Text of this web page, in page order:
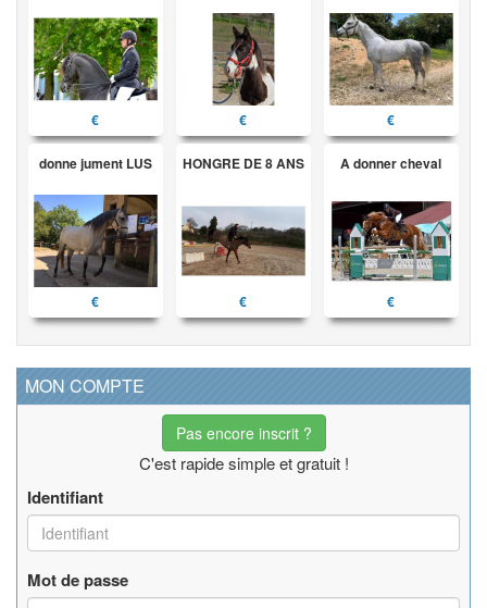
€ € €
donne jument LUS
€
HONGRE DE 8 ANS
€
A donner cheval
€
MON COMPTE
Pas encore inscrit ?
C'est rapide simple et gratuit !
Identifiant
Mot de passe